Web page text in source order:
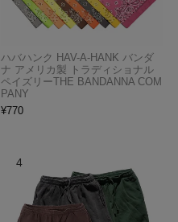
ハバハンク HAV-A-HANK バンダ
ナ アメリカ製 トラディショナル
ペイズリーTHE BANDANNA COM
PANY
¥770